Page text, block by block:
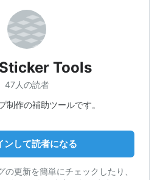
Tools
47人の読者
制作の補助ツールです。
ンして読者になる
更新を簡単にチェックしたり、